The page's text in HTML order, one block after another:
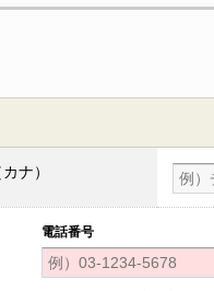
ナ）
電話番号